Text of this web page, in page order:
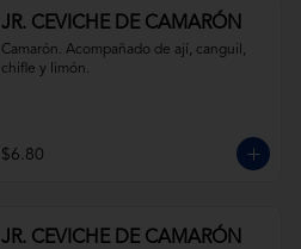
JR. CEVICHE DE CAMARÓN
Camarón. Acompañado de ají, canguil,
chifle y limón.
$6.80
JR. CEVICHE DE CAMARÓN